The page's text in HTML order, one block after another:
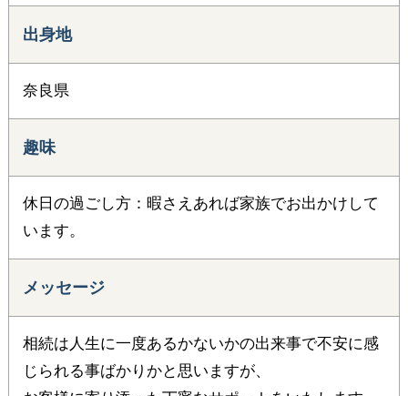
出身地
奈良県
趣味
休日の過ごし方：暇さえあれば家族でお出かけして
います。
メッセージ
相続は人生に一度あるかないかの出来事で不安に感
じられる事ばかりかと思いますが、